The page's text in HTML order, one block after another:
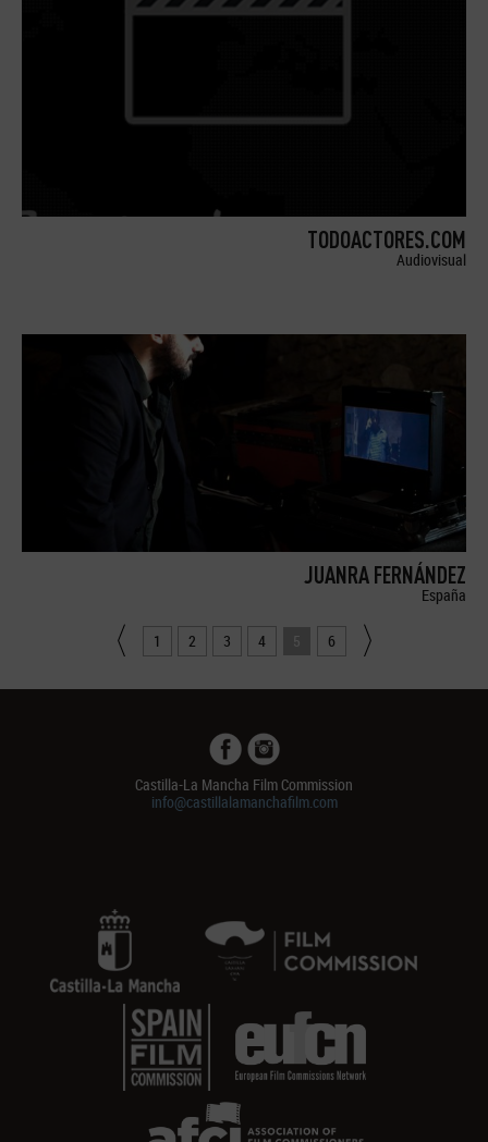
TODOACTORES.COM
Audiovisual
JUANRA FERNÁNDEZ
España
1 2 3 4 5 6
Castilla-La Mancha Film Commission
info@castillalamanchafilm.com